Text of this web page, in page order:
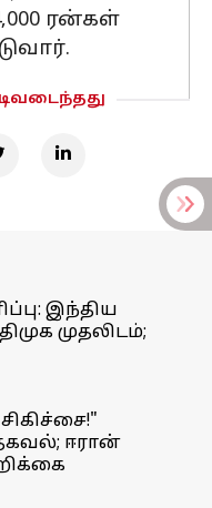
ரன்கள்
இந்திய
முதலிடம்;
ஈரான்